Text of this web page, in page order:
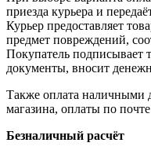
приезда курьера и
Курьер предоставляет
предмет повреждений,
Покупатель подписывает
документы, вносит
Также оплата наличными
магазина, оплаты по
Безналичный расчёт